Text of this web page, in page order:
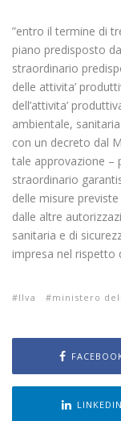
”entro il termine di
piano predisposto
straordinario
delle attivita’
dell’attivita’
ambientale,
con un decreto dal
tale approvazione –
straordinario
delle misure
dalle altre
sanitaria e di
impresa nel rispetto
Ilva ministero
LINKEDIN